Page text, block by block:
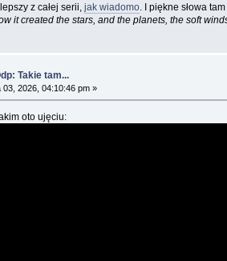
z całej serii, jak wiadomo. I piękne słowa
it created the stars, and the planets, the soft
Takie tam...
03, 2026, 04:10:46 pm »
oto ujęciu: